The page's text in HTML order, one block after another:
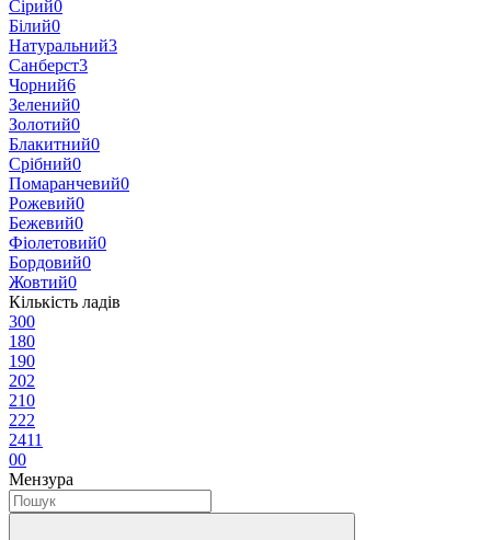
Сірий0
Білий0
Натуральний3
Санберст3
Чорний6
Зелений0
Золотий0
Блакитний0
Срібний0
Помаранчевий0
Рожевий0
Бежевий0
Фіолетовий0
Бордовий0
Жовтий0
Кількість ладів
300
180
190
202
210
222
2411
00
Мензура